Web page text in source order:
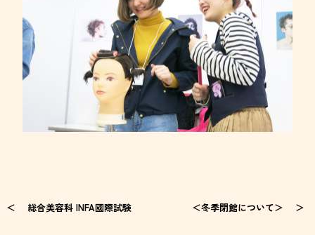
総合美容科 INFA國際試験 ＜冬季閉館について＞